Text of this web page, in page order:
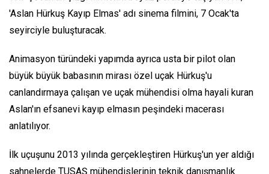
'Aslan Hürkuş Kayıp Elmas' adı sinema filmini, 7 Ocak'ta
seyirciyle buluşturacak.
Animasyon türündeki yapımda ayrıca usta bir pilot olan
büyük büyük babasının mirası özel uçak Hürkuş'u
canlandırmaya çalışan ve uçak mühendisi olma hayali kuran
Aslan'ın efsanevi kayıp elmasın peşindeki macerası
anlatılıyor.
İlk uçuşunu 2013 yılında gerçekleştiren Hürkuş'un yer aldığı
sahnelerde TUSAŞ mühendislerinin teknik danışmanlık